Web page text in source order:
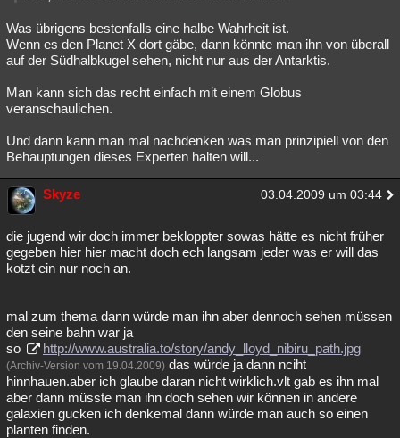
Was übrigens bestenfalls eine halbe Wahrheit ist.
Wenn es den Planet X dort gäbe, dann könnte man ihn von überall
auf der Südhalbkugel sehen, nicht nur aus der Antarktis.
Man kann sich das recht einfach mit einem Globus
veranschaulichen.
Und dann kann man mal nachdenken was man prinzipiell von den
Behauptungen dieses Experten halten will...
Skyze 03.04.2009 um 03:44
die jugend wir doch immer bekloppter sowas hätte es nicht früher
gegeben hier hier macht doch ech langsam jeder was er will das
kotzt ein nur noch an.
mal zum thema dann würde man ihn aber dennoch sehen müssen
den seine bahn war ja
so
http://www.australia.to/story/andy_lloyd_nibiru_path.jpg
(Archiv-Version vom 19.04.2009) das würde ja dann nciht
hinnhauen.aber ich glaube daran nicht wirklich.vlt gab es ihn mal
aber dann müsste man ihn doch sehen wir können in andere
galaxien gucken ich denkemal dann würde man auch so einen
planten finden.